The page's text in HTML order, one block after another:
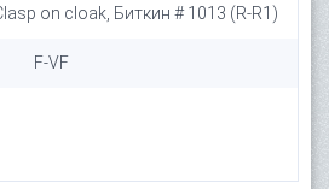
on cloak, Биткин # 1013 (R-R1)
F-VF